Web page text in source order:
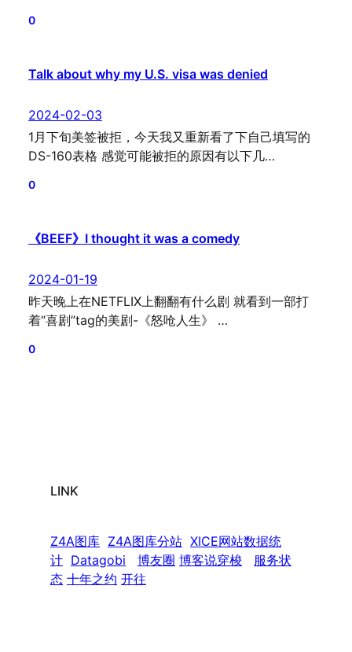
0
Talk about why my U.S. visa was denied
2024-02-03
1月下旬美签被拒，今天我又重新看了下自己填写的
DS-160表格 感觉可能被拒的原因有以下几…
0
《BEEF》I thought it was a comedy
2024-01-19
昨天晚上在NETFLIX上翻翻有什么剧 就看到一部打
着“喜剧”tag的美剧-《怒呛人生》 …
0
LINK
Z4A图库 Z4A图库分站 XICE网站数据统
计 Datagobi 博友圈 博客说穿梭
服务状
态 十年之约 开往